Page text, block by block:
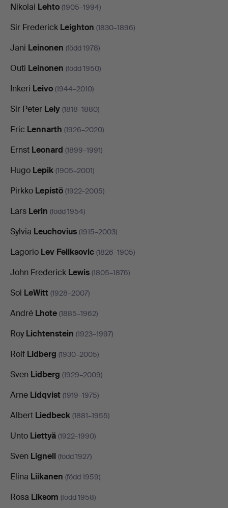
Nikolai Lehto (1905–1994)
Sir Frederick Leighton (1830–1896)
Jani Leinonen (född 1978)
Outi Leinonen (född 1950)
Inkeri Leivo (1944–2010)
Sir Peter Lely (1818–1880)
Eric Lennarth (1926–2020)
Ernst Leonard (1899–1991)
Hugo Lepik (1905–2001)
Pirkko Lepistö (1922–2005)
Lars Lerin (född 1954)
Sylvia Leuchovius (1915–2003)
Lagorio Lev Feliksovic (1826–1905)
John Frederick Lewis (1805–1876)
Sol LeWitt (1928–2007)
André Lhote (1885–1962)
RoyLichtenstein (1923–1997)
Rolf Lidberg (1930–2005)
Sven Lidberg (1929–2009)
Arne Lidqvist (1919–1975)
Albert Liedbeck (1881–1955)
Unto Liettyä (1922–1990)
Sven Lignell (född 1927)
Elina Liikanen (född 1959)
Rosa Liksom (född 1958)